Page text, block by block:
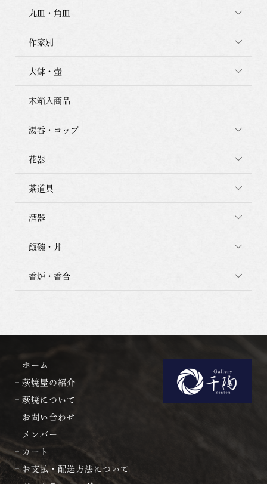
丸皿・角皿
作家別
大鉢・壺
木箱入商品
湯呑・コップ
花器
茶道具
酒器
飯碗・丼
香炉・香合
ホーム
萩焼屋の紹介
萩焼について
お問い合わせ
メンバー
カート
お支払・配送方法について